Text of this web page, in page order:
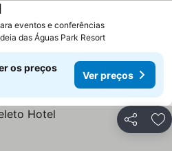
eventos e conferências
das Águas Park Resort
os preços
Ver preços
Partilhar